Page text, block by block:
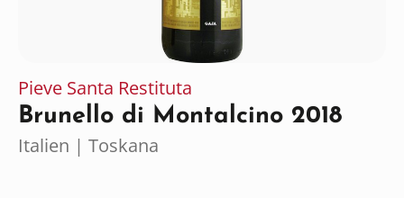
Pieve Santa Restituta
Brunello di Montalcino 2018
Italien | Toskana